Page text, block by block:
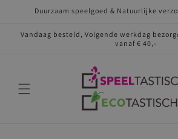
naar de
Duurzaam speelgoed & Natuurlijke
Vandaag besteld, Volgende werkdag
vanaf € 40,-